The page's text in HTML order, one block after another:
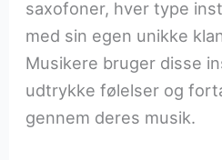
saxofoner, hver type
med sin egen unikke
Musikere bruger disse
udtrykke følelser og
gennem deres musik.